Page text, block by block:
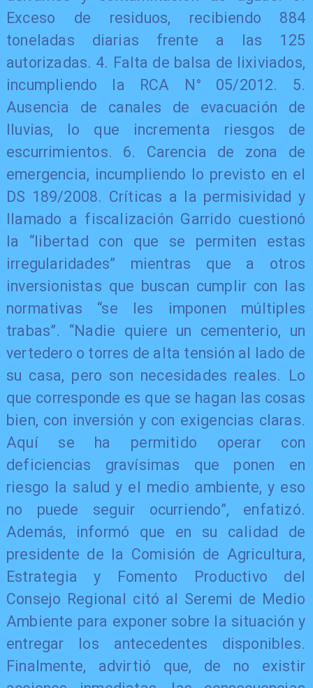
Exceso de residuos, recibiendo 884
toneladas diarias frente a las 125
autorizadas. 4. Falta de balsa de lixiviados,
incumpliendo la RCA N° 05/2012. 5.
Ausencia de canales de evacuación de
lluvias, lo que incrementa riesgos de
escurrimientos. 6. Carencia de zona de
emergencia, incumpliendo lo previsto en el
DS 189/2008. Críticas a la permisividad y
llamado a fiscalización Garrido cuestionó
la “libertad con que se permiten estas
irregularidades” mientras que a otros
inversionistas que buscan cumplir con las
normativas “se les imponen múltiples
trabas”. “Nadie quiere un cementerio, un
vertedero o torres de alta tensión al lado de
su casa, pero son necesidades reales. Lo
que corresponde es que se hagan las cosas
bien, con inversión y con exigencias claras.
Aquí se ha permitido operar con
deficiencias gravísimas que ponen en
riesgo la salud y el medio ambiente, y eso
no puede seguir ocurriendo”, enfatizó.
Además, informó que en su calidad de
presidente de la Comisión de Agricultura,
Estrategia y Fomento Productivo del
Consejo Regional citó al Seremi de Medio
Ambiente para exponer sobre la situación y
entregar los antecedentes disponibles.
Finalmente, advirtió que, de no existir